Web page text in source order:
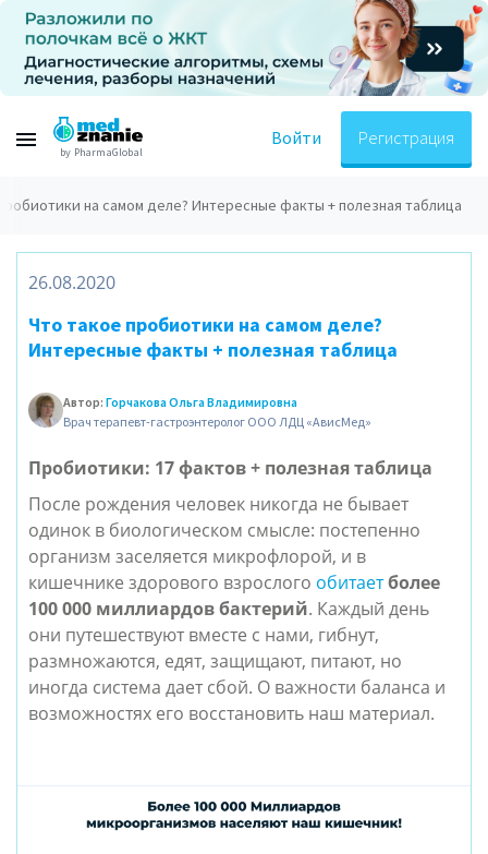
by PharmaGlobal
Войти Регистрация
на самом деле? Интересные факты + полезная таблица
26.08.2020
Что такое пробиотики на самом деле?
Интересные факты + полезная таблица
Автор: Горчакова Ольга Владимировна
Врач терапевт-гастроэнтеролог ООО ЛДЦ «АвисМед»
Пробиотики: 17 фактов + полезная таблица
После рождения человек никогда не бывает
одинок в биологическом смысле: постепенно
организм заселяется микрофлорой, и в
кишечнике здорового взрослого обитаетболее
100 000 миллиардов бактерий. Каждый день
они путешествуют вместе с нами, гибнут,
размножаются, едят, защищают, питают, но
иногда система дает сбой. О важности баланса и
возможностях его восстановить наш материал.